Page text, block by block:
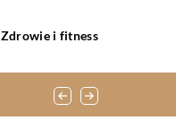
Zdrowie i fitness